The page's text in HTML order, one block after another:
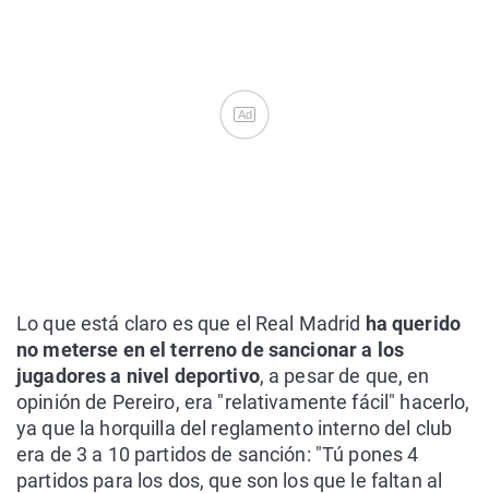
Ad
Lo que está claro es que el Real Madrid ha querido
no meterse en el terreno de sancionar a los
jugadores a nivel deportivo, a pesar de que, en
opinión de Pereiro, era "relativamente fácil" hacerlo,
ya que la horquilla del reglamento interno del club
era de 3 a 10 partidos de sanción: "Tú pones 4
partidos para los dos, que son los que le faltan al